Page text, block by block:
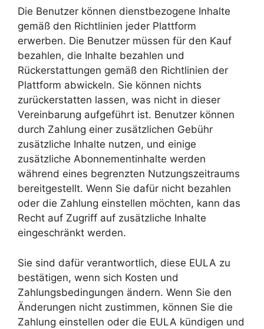
Die Benutzer können dienstbezogene Inhalte
gemäß den Richtlinien jeder Plattform
erwerben. Die Benutzer müssen für den Kauf
bezahlen, die Inhalte bezahlen und
Rückerstattungen gemäß den Richtlinien der
Plattform abwickeln. Sie können nichts
zurückerstatten lassen, was nicht in dieser
Vereinbarung aufgeführt ist. Benutzer können
durch Zahlung einer zusätzlichen Gebühr
zusätzliche Inhalte nutzen, und einige
zusätzliche Abonnementinhalte werden
während eines begrenzten Nutzungszeitraums
bereitgestellt. Wenn Sie dafür nicht bezahlen
oder die Zahlung einstellen möchten, kann das
Recht auf Zugriff auf zusätzliche Inhalte
eingeschränkt werden.
Sie sind dafür verantwortlich, diese EULA zu
bestätigen, wenn sich Kosten und
Zahlungsbedingungen ändern. Wenn Sie den
Änderungen nicht zustimmen, können Sie die
Zahlung einstellen oder die EULA kündigen und